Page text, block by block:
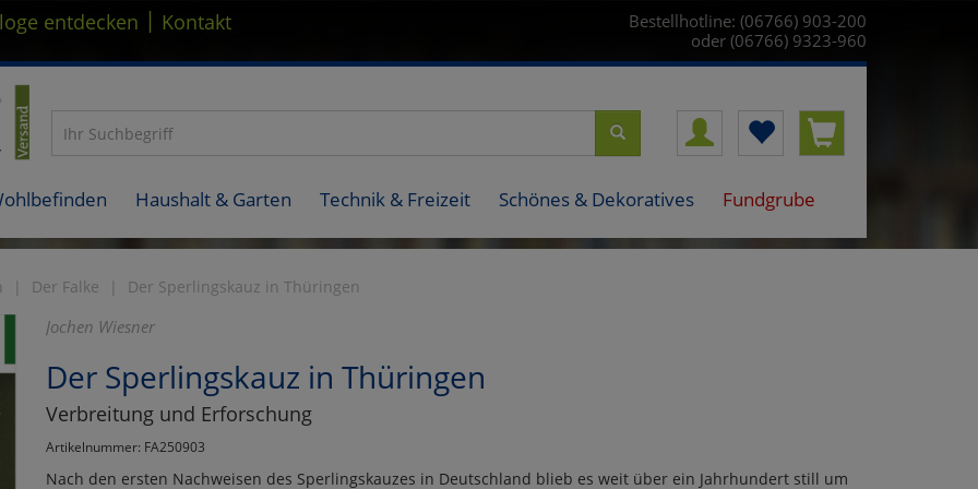
entdecken | Kontakt
Bestellhotline: (06766) 903-200
oder (06766) 9323-960
Haushalt & Garten Technik & Freizeit Schönes & Dekoratives Fundgrube
Der Falke Der Sperlingskauz in Thüringen
Jochen Wiesner
Der Sperlingskauz in Thüringen
Verbreitung und Erforschung
Artikelnummer: FA250903
Nach den ersten Nachweisen des Sperlingskauzes in Deutschland blieb es weit über ein Jahrhundert still um